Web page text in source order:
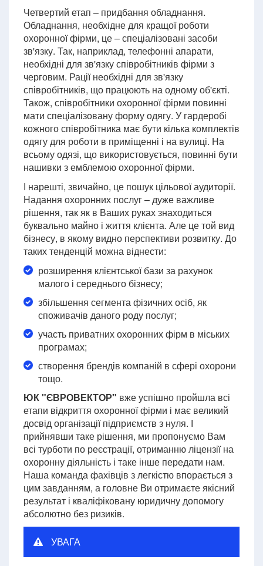
Четвертий етап – придбання обладнання.
Обладнання, необхідне для кращої роботи
охоронної фірми, це – спеціалізовані засоби
зв'язку. Так, наприклад, телефонні апарати,
необхідні для зв'язку співробітників фірми з
черговим. Рації необхідні для зв'язку
співробітників, що працюють на одному об'єкті.
Також, співробітники охоронної фірми повинні
мати спеціалізовану форму одягу. У гардеробі
кожного співробітника має бути кілька комплектів
одягу для роботи в приміщенні і на вулиці. На
всьому одязі, що використовується, повинні бути
нашивки з емблемою охоронної фірми.
І нарешті, звичайно, це пошук цільової аудиторії.
Надання охоронних послуг – дуже важливе
рішення, так як в Ваших руках знаходиться
буквально майно і життя клієнта. Але це той вид
бізнесу, в якому видно перспективи розвитку. До
таких тенденцій можна віднести:
розширення клієнтської бази за рахунок
малого і середнього бізнесу;
збільшення сегмента фізичних осіб, як
споживачів даного роду послуг;
участь приватних охоронних фірм в міських
програмах;
створення брендів компаній в сфері охорони
тощо.
ЮК "ЄВРОВЕКТОР" вже успішно пройшла всі
етапи відкриття охоронної фірми і має великий
досвід організації підприємств з нуля. І
прийнявши таке рішення, ми пропонуємо Вам
всі турботи по реєстрації, отриманню ліцензії на
охоронну діяльність і таке інше передати нам.
Наша команда фахівців з легкістю впорається з
цим завданням, а головне Ви отримаєте якісний
результат і кваліфіковану юридичну допомогу
абсолютно без ризиків.
УВАГА